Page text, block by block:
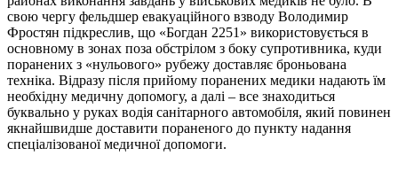
свою чергу фельдшер евакуаційного взводу Володимир
Фростян підкреслив, що «Богдан 2251» використовується в
основному в зонах поза обстрілом з боку супротивника, куди
поранених з «нульового» рубежу доставляє броньована
техніка. Відразу після прийому поранених медики надають їм
необхідну медичну допомогу, а далі – все знаходиться
буквально у руках водія санітарного автомобіля, який повинен
якнайшвидше доставити пораненого до пункту надання
спеціалізованої медичної допомоги.